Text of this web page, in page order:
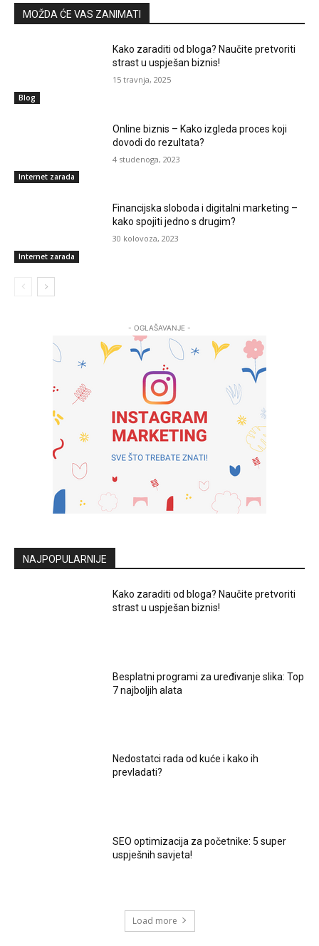
MOŽDA ĆE VAS ZANIMATI
Blog
Kako zaraditi od bloga? Naučite pretvoriti
strast u uspješan biznis!
15 travnja, 2025
Internet zarada
Online biznis – Kako izgleda proces koji
dovodi do rezultata?
4 studenoga, 2023
Internet zarada
Financijska sloboda i digitalni marketing –
kako spojiti jedno s drugim?
30 kolovoza, 2023
- OGLAŠAVANJE -
NAJPOPULARNIJE
Kako zaraditi od bloga? Naučite pretvoriti
strast u uspješan biznis!
Besplatni programi za uređivanje slika: Top
7 najboljih alata
Nedostatci rada od kuće i kako ih
prevladati?
SEO optimizacija za početnike: 5 super
uspješnih savjeta!
Load more